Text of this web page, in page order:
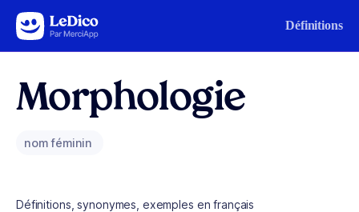
Aller au contenu Définitions
Morphologie
nom féminin
Définitions, synonymes, exemples en français